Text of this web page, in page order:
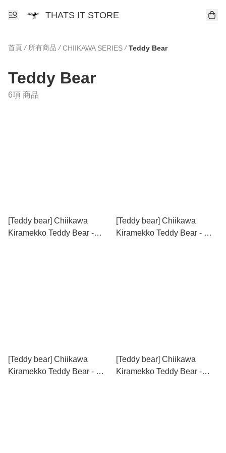
THATS IT STORE
首頁 / 所有商品 / CHIIKAWA SERIES / Teddy Bear
Teddy Bear
6項 商品
[Teddy bear] Chiikawa
Kiramekko Teddy Bear -
[Teddy bear] Chiikawa
Kiramekko Teddy Bear - 栗
[Teddy bear] Chiikawa
Kiramekko Teddy Bear - 飛
[Teddy bear] Chiikawa
Kiramekko Teddy Bear -